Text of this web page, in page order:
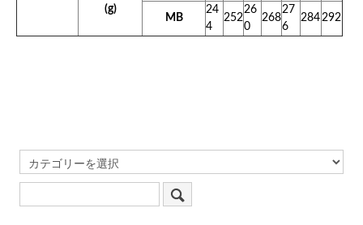
(g)
MB
24
4
252
26
0
268
27
6
284292